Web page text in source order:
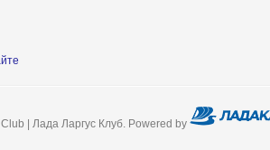
| Лада Ларгус Клуб. Powered by